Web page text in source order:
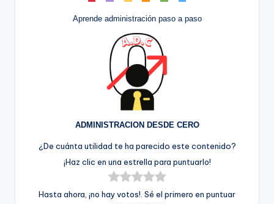
Aprende administración paso a paso
ADMINISTRACION DESDE CERO
¿De cuánta utilidad te ha parecido este contenido?
¡Haz clic en una estrella para puntuarlo!
Hasta ahora, ¡no hay votos!. Sé el primero en puntuar